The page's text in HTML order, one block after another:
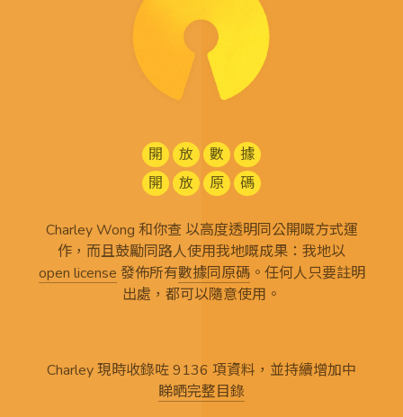
開 放 數
據
開
放 原 碼
Charley Wong 和你查 以高度透明同公開嘅方式運
作，而且鼓勵同路人使用我地嘅成果：我地以
open license 發佈所有數據同原碼。任何人只要註明
出處，都可以隨意使用。
Charley 現時收錄咗 9136 項資料，並持續增加中
睇晒完整目錄